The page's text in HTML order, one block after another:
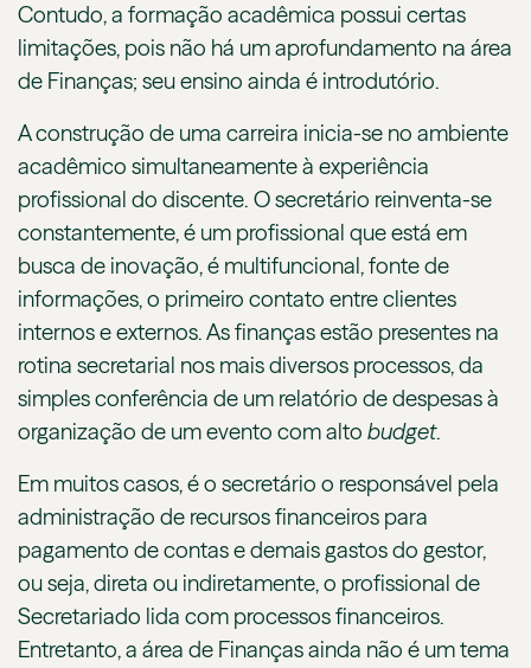
Contudo, a formação acadêmica possui certas
limitações, pois não há um aprofundamento na área
de Finanças; seu ensino ainda é introdutório.
A construção de uma carreira inicia-se no ambiente
acadêmico simultaneamente à experiência
profissional do discente. O secretário reinventa-se
constantemente, é um profissional que está em
busca de inovação, é multifuncional, fonte de
informações, o primeiro contato entre clientes
internos e externos. As finanças estão presentes na
rotina secretarial nos mais diversos processos, da
simples conferência de um relatório de despesas à
organização de um evento com alto budget.
Em muitos casos, é o secretário o responsável pela
administração de recursos financeiros para
pagamento de contas e demais gastos do gestor,
ou seja, direta ou indiretamente, o profissional de
Secretariado lida com processos financeiros.
Entretanto, a área de Finanças ainda não é um tema